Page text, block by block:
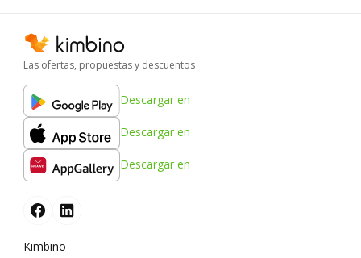
Las ofertas, propuestas y descuentos
Descargar en
Descargar en
Descargar en
Kimbino